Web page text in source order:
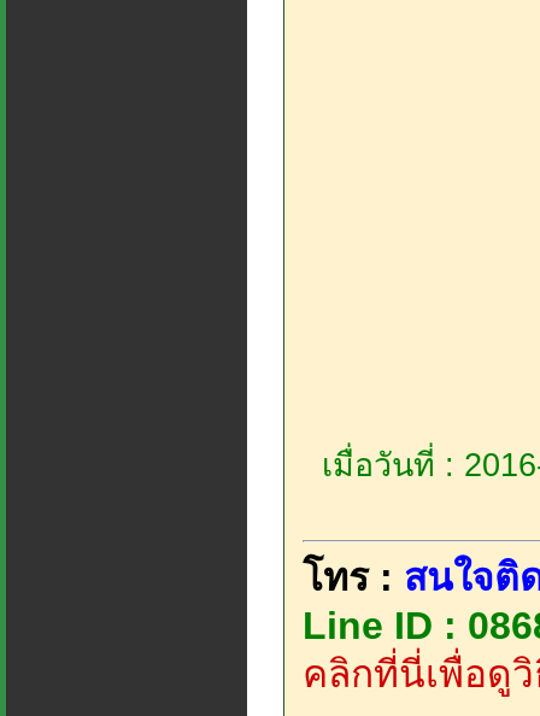
เมื่อวันที่ :
โทร : สนใจติ
Line ID :
คลิกที่นี่เพื่อดูวิ